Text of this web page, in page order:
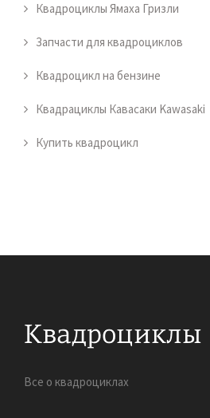
Квадроциклы Ямаха Гризли
Запчасти для квадроциклов
Квадроцикл на бензине
Квадрациклы Кавасаки Kawasaki
Купить квадроцикл
Все о квадроциклах